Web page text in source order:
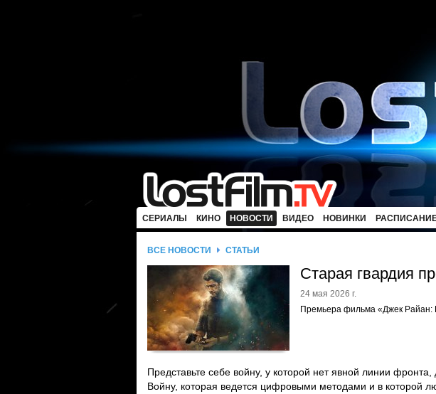
СЕРИАЛЫ КИНО НОВОСТИ ВИДЕО НОВИНКИ
ВСЕ НОВОСТИ СТАТЬИ
Старая гвардия
24 мая 2026 г.
Премьера фильма «Джек Райан:
Представьте себе войну, у которой нет явной линии
Войну, которая ведется цифровыми методами и в которой